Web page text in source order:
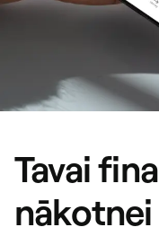
Tavai
nākotnei